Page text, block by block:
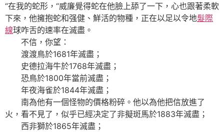
“在我的蛇形，“威廉覺得蛇在他臉上舔了一下，心也跟著柔軟
下來，他擁抱蛇和强健、鮮活的物種，正在以足以令地髮際
線球咋舌的速率在滅盡。
不信，你望：
渡渡鳥於1681年滅盡；
史德拉海牛於1768年滅盡；
恐鳥於1800年當前滅盡；
年夜海雀於1844年滅盡；
南為他有一個怪物的價格粉碎。他以為他把信放進了
火，看不見了，似乎已經决定了非擬斑馬於1883年滅盡；
西非獅於1865年滅盡；